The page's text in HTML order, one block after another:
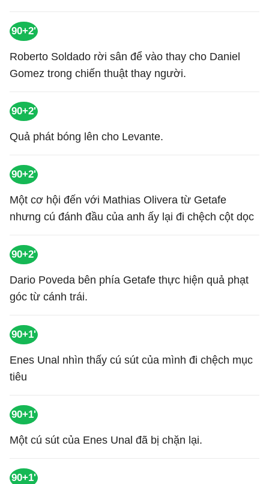
90+2'
Roberto Soldado rời sân để vào thay cho Daniel
Gomez trong chiến thuật thay người.
90+2'
Quả phát bóng lên cho Levante.
90+2'
Một cơ hội đến với Mathias Olivera từ Getafe
nhưng cú đánh đầu của anh ấy lại đi chệch cột dọc
90+2'
Dario Poveda bên phía Getafe thực hiện quả phạt
góc từ cánh trái.
90+1'
Enes Unal nhìn thấy cú sút của mình đi chệch mục
tiêu
90+1'
Một cú sút của Enes Unal đã bị chặn lại.
90+1'